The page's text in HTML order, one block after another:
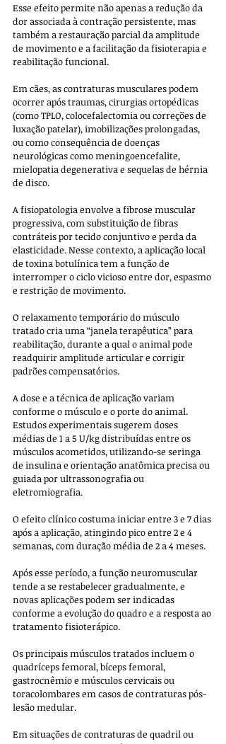
Esse efeito permite não apenas a redução da
dor associada à contração persistente, mas
também a restauração parcial da amplitude
de movimento e a facilitação da fisioterapia e
reabilitação funcional.
Em cães, as contraturas musculares podem
ocorrer após traumas, cirurgias ortopédicas
(como TPLO, colocefalectomia ou correções de
luxação patelar), imobilizações prolongadas,
ou como consequência de doenças
neurológicas como meningoencefalite,
mielopatia degenerativa e sequelas de hérnia
de disco.
A fisiopatologia envolve a fibrose muscular
progressiva, com substituição de fibras
contráteis por tecido conjuntivo e perda da
elasticidade. Nesse contexto, a aplicação local
de toxina botulínica tem a função de
interromper o ciclo vicioso entre dor, espasmo
e restrição de movimento.
O relaxamento temporário do músculo
tratado cria uma “janela terapêutica” para
reabilitação, durante a qual o animal pode
readquirir amplitude articular e corrigir
padrões compensatórios.
A dose e a técnica de aplicação variam
conforme o músculo e o porte do animal.
Estudos experimentais sugerem doses
médias de 1 a 5 U/kg distribuídas entre os
músculos acometidos, utilizando-se seringa
de insulina e orientação anatômica precisa ou
guiada por ultrassonografia ou
eletromiografia.
O efeito clínico costuma iniciar entre 3 e 7 dias
após a aplicação, atingindo pico entre 2 e 4
semanas, com duração média de 2 a 4 meses.
Após esse período, a função neuromuscular
tende a se restabelecer gradualmente, e
novas aplicações podem ser indicadas
conforme a evolução do quadro e a resposta ao
tratamento fisioterápico.
Os principais músculos tratados incluem o
quadríceps femoral, bíceps femoral,
gastrocnêmio e músculos cervicais ou
toracolombares em casos de contraturas pós-
lesão medular.
Em situações de contraturas de quadril ou